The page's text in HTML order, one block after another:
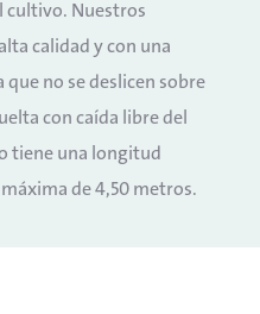
cultivo. Nuestros
calidad y con una
no se deslicen sobre
con caída libre del
tiene una longitud
de 4,50 metros.